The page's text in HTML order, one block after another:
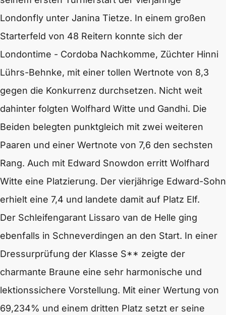
Londonfly unter Janina Tietze. In einem großen
Starterfeld von 48 Reitern konnte sich der
Londontime - Cordoba Nachkomme, Züchter Hinni
Lührs-Behnke, mit einer tollen Wertnote von 8,3
gegen die Konkurrenz durchsetzen. Nicht weit
dahinter folgten Wolfhard Witte und Gandhi. Die
Beiden belegten punktgleich mit zwei weiteren
Paaren und einer Wertnote von 7,6 den sechsten
Rang. Auch mit Edward Snowdon erritt Wolfhard
Witte eine Platzierung. Der vierjährige Edward-Sohn
erhielt eine 7,4 und landete damit auf Platz Elf.
Der Schleifengarant Lissaro van de Helle ging
ebenfalls in Schneverdingen an den Start. In einer
Dressurprüfung der Klasse S** zeigte der
charmante Braune eine sehr harmonische und
lektionssichere Vorstellung. Mit einer Wertung von
69,234% und einem dritten Platz setzt er seine